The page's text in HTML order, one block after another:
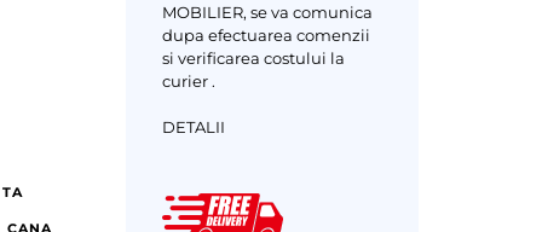
CANA
MOBILIER, se va comunica
dupa efectuarea comenzii
si verificarea costului la
curier .
DETALII